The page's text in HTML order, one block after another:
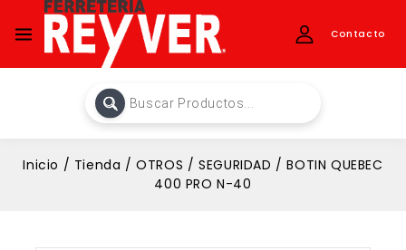
Contacto
Inicio / Tienda / OTROS / SEGURIDAD / BOTIN QUEBEC
400 PRO N-40